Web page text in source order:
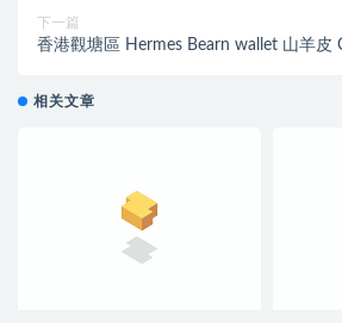
下一篇
香港觀塘區 Hermes Bearn wallet 山羊皮
相关文章